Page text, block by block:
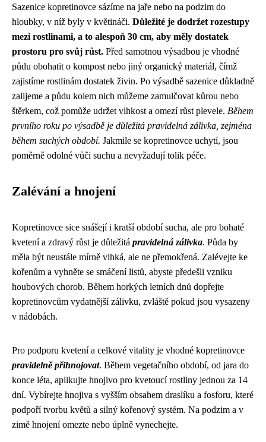
Sazenice kopretinovce sázíme na jaře nebo na podzim do
hloubky, v níž byly v květináči. Důležité je dodržet rozestupy
mezi rostlinami, a to alespoň 30 cm, aby měly dostatek
prostoru pro svůj růst. Před samotnou výsadbou je vhodné
půdu obohatit o kompost nebo jiný organický materiál, čímž
zajistíme rostlinám dostatek živin. Po výsadbě sazenice důkladně
zalijeme a půdu kolem nich můžeme zamulčovat kůrou nebo
štěrkem, což pomůže udržet vlhkost a omezí růst plevele. Během
prvního roku po výsadbě je důležitá pravidelná zálivka, zejména
během suchých období. Jakmile se kopretinovce uchytí, jsou
poměrně odolné vůči suchu a nevyžadují tolik péče.
Zalévání a hnojení
Kopretinovce sice snášejí i kratší období sucha, ale pro bohaté
kvetení a zdravý růst je důležitá pravidelná zálivka. Půda by
měla být neustále mírně vlhká, ale ne přemokřená. Zalévejte ke
kořenům a vyhněte se smáčení listů, abyste předešli vzniku
houbových chorob. Během horkých letních dnů dopřejte
kopretinovcům vydatnější zálivku, zvláště pokud jsou vysazeny
v nádobách.
Pro podporu kvetení a celkové vitality je vhodné kopretinovce
pravidelně přihnojovat. Během vegetačního období, od jara do
konce léta, aplikujte hnojivo pro kvetoucí rostliny jednou za 14
dní. Vybírejte hnojiva s vyšším obsahem draslíku a fosforu, které
podpoří tvorbu květů a silný kořenový systém. Na podzim a v
zimě hnojení omezte nebo úplně vynechejte.